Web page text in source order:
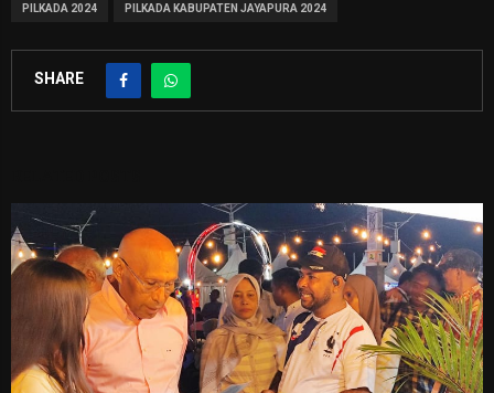
PILKADA 2024 PILKADA KABUPATEN JAYAPURA 2024
SHARE